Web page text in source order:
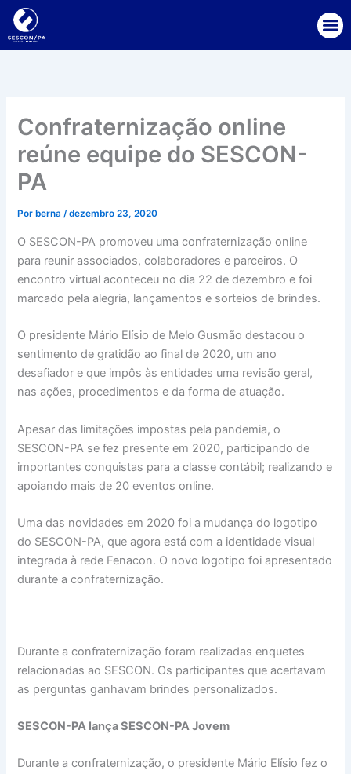
para
Confraternização online
reúne equipe do SESCON-
PA
Por berna/dezembro 23, 2020
O SESCON-PA promoveu uma confraternização online
para reunir associados, colaboradores e parceiros. O
encontro virtual aconteceu no dia 22 de dezembro e foi
marcado pela alegria, lançamentos e sorteios de brindes.
O presidente Mário Elísio de Melo Gusmão destacou o
sentimento de gratidão ao final de 2020, um ano
desafiador e que impôs às entidades uma revisão geral,
nas ações, procedimentos e da forma de atuação.
Apesar das limitações impostas pela pandemia, o
SESCON-PA se fez presente em 2020, participando de
importantes conquistas para a classe contábil; realizando e
apoiando mais de 20 eventos online.
Uma das novidades em 2020 foi a mudança do logotipo
do SESCON-PA, que agora está com a identidade visual
integrada à rede Fenacon. O novo logotipo foi apresentado
durante a confraternização.
Durante a confraternização foram realizadas enquetes
relacionadas ao SESCON. Os participantes que acertavam
as perguntas ganhavam brindes personalizados.
SESCON-PA lança SESCON-PA Jovem
Durante a confraternização, o presidente Mário Elísio fez o